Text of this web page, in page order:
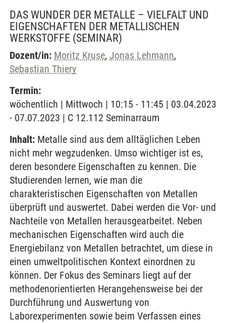
DAS WUNDER DER METALLE – VIELFALT UND
EIGENSCHAFTEN DER METALLISCHEN
WERKSTOFFE (SEMINAR)
Dozent/in: Moritz Kruse, Jonas Lehmann,
Sebastian Thiery
Termin:
wöchentlich | Mittwoch | 10:15 - 11:45 | 03.04.2023
- 07.07.2023 | C 12.112 Seminarraum
Inhalt: Metalle sind aus dem alltäglichen Leben
nicht mehr wegzudenken. Umso wichtiger ist es,
deren besondere Eigenschaften zu kennen. Die
Studierenden lernen, wie man die
charakteristischen Eigenschaften von Metallen
überprüft und auswertet. Dabei werden die Vor- und
Nachteile von Metallen herausgearbeitet. Neben
mechanischen Eigenschaften wird auch die
Energiebilanz von Metallen betrachtet, um diese in
einen umweltpolitischen Kontext einordnen zu
können. Der Fokus des Seminars liegt auf der
methodenorientierten Herangehensweise bei der
Durchführung und Auswertung von
Laborexperimenten sowie beim Verfassen eines